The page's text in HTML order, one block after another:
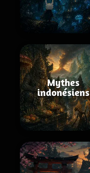
Mythes
indonésiens